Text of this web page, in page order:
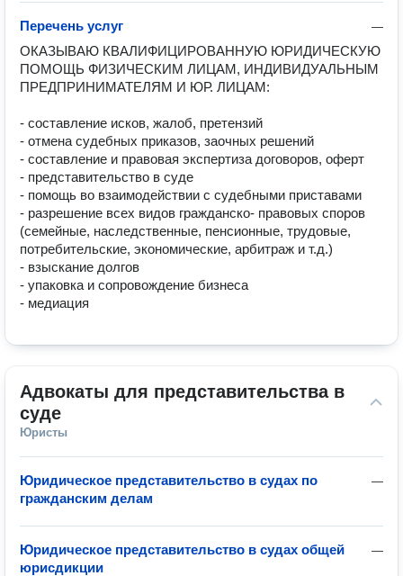
—
Перечень услуг
ОКАЗЫВАЮ КВАЛИФИЦИРОВАННУЮ ЮРИДИЧЕСКУЮ
ПОМОЩЬ ФИЗИЧЕСКИМ ЛИЦАМ, ИНДИВИДУАЛЬНЫМ
ПРЕДПРИНИМАТЕЛЯМ И ЮР. ЛИЦАМ:
- составление исков, жалоб, претензий
- отмена судебных приказов, заочных решений
- составление и правовая экспертиза договоров, оферт
- представительство в суде
- помощь во взаимодействии с судебными приставами
- разрешение всех видов гражданско- правовых споров
(семейные, наследственные, пенсионные, трудовые,
потребительские, экономические, арбитраж и т.д.)
- взыскание долгов
- упаковка и сопровождение бизнеса
- медиация
Адвокаты для представительства в
суде
Юристы
—
Юридическое представительство в судах по
гражданским делам
—
Юридическое представительство в судах общей
юрисдикции